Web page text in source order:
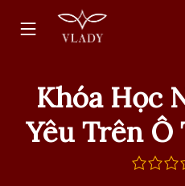
Trang
chủ
Khóa Học
Yêu Trên Ô